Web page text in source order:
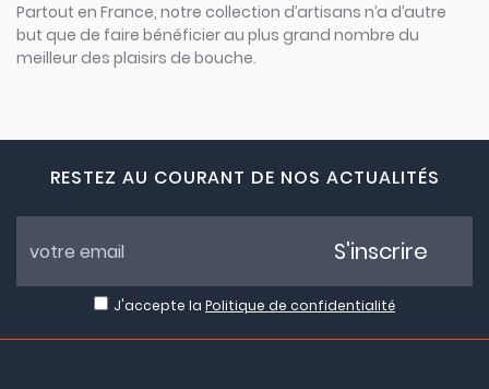
Partout en France, notre collection d’artisans n’a d’autre
but que de faire bénéficier au plus grand nombre du
meilleur des plaisirs de bouche.
RESTEZ AU COURANT DE NOS ACTUALITÉS
J'accepte la Politique de confidentialité
S'inscrire